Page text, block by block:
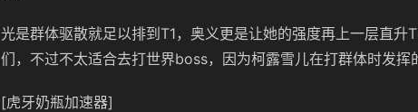
光是群体驱散就足以排到T1，奥义更是让她的强度再上一层直升
们，不过不太适合去打世界boss，因为柯露雪儿在打群体时发挥
[虎牙奶瓶加速器]